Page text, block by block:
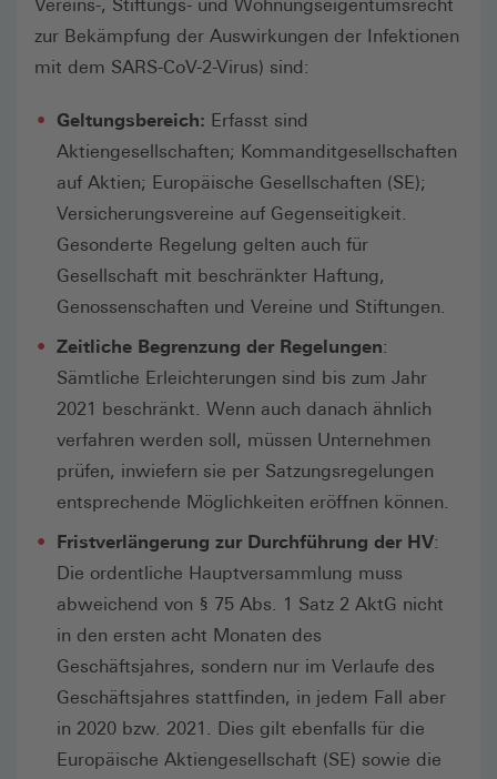
Vereins-, Stiftungs- und Wohnungseigentumsrecht
zur Bekämpfung der Auswirkungen der Infektionen
mit dem SARS-CoV-2-Virus) sind:
Geltungsbereich: Erfasst sind
Aktiengesellschaften; Kommanditgesellschaften
auf Aktien; Europäische Gesellschaften (SE);
Versicherungsvereine auf Gegenseitigkeit.
Gesonderte Regelung gelten auch für
Gesellschaft mit beschränkter Haftung,
Genossenschaften und Vereine und Stiftungen.
Zeitliche Begrenzung der Regelungen:
Sämtliche Erleichterungen sind bis zum Jahr
2021 beschränkt. Wenn auch danach ähnlich
verfahren werden soll, müssen Unternehmen
prüfen, inwiefern sie per Satzungsregelungen
entsprechende Möglichkeiten eröffnen können.
Fristverlängerung zur Durchführung der HV:
Die ordentliche Hauptversammlung muss
abweichend von § 75 Abs. 1 Satz 2 AktG nicht
in den ersten acht Monaten des
Geschäftsjahres, sondern nur im Verlaufe des
Geschäftsjahres stattfinden, in jedem Fall aber
in 2020 bzw. 2021. Dies gilt ebenfalls für die
Europäische Aktiengesellschaft (SE) sowie die